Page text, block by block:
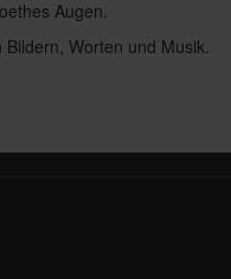
Augen.
Worten und Musik.